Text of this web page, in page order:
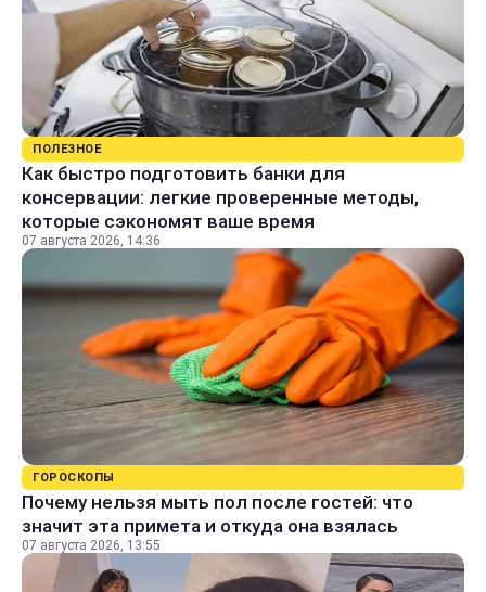
ПОЛЕЗНОЕ
Как быстро подготовить банки для
консервации: легкие проверенные методы,
которые сэкономят ваше время
07 августа 2026, 14:36
ГОРОСКОПЫ
Почему нельзя мыть пол после гостей: что
значит эта примета и откуда она взялась
07 августа 2026, 13:55